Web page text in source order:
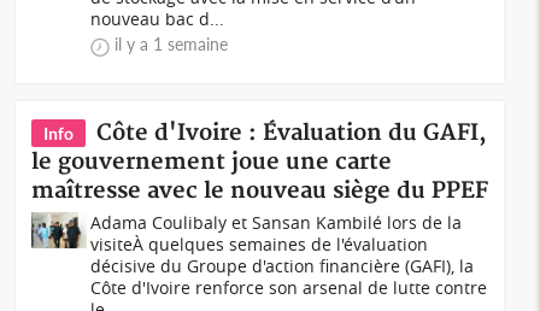
nouveau bac d...
il y a 1 semaine
Info
Côte d'Ivoire : Évaluation du GAFI,
le gouvernement joue une carte
maîtresse avec le nouveau siège du PPEF
Adama Coulibaly et Sansan Kambilé lors de la
visiteÀ quelques semaines de l'évaluation
décisive du Groupe d'action financière (GAFI), la
Côte d'Ivoire renforce son arsenal de lutte contre